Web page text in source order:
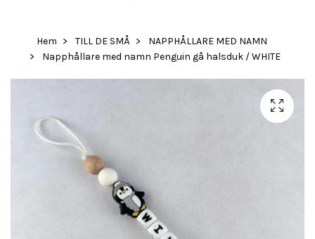
Hem TILL DE SMÅ
NAPPHÅLLARE MED NAMN
Napphållare med namn Penguin gå halsduk / WHITE